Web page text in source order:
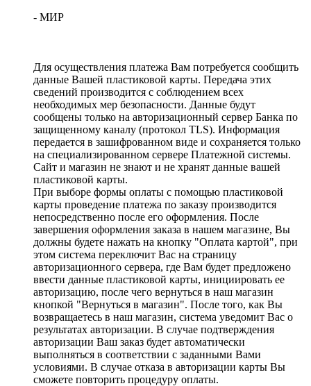
- МИР
Для осуществления платежа Вам потребуется сообщить
данные Вашей пластиковой карты. Передача этих
сведений производится с соблюдением всех
необходимых мер безопасности. Данные будут
сообщены только на авторизационный сервер Банка по
защищенному каналу (протокол TLS). Информация
передается в зашифрованном виде и сохраняется только
на специализированном сервере Платежной системы.
Сайт и магазин не знают и не хранят данные вашей
пластиковой карты.
При выборе формы оплаты с помощью пластиковой
карты проведение платежа по заказу производится
непосредственно после его оформления. После
завершения оформления заказа в нашем магазине, Вы
должны будете нажать на кнопку "Оплата картой", при
этом система переключит Вас на страницу
авторизационного сервера, где Вам будет предложено
ввести данные пластиковой карты, инициировать ее
авторизацию, после чего вернуться в наш магазин
кнопкой "Вернуться в магазин". После того, как Вы
возвращаетесь в наш магазин, система уведомит Вас о
результатах авторизации. В случае подтверждения
авторизации Ваш заказ будет автоматически
выполняться в соответствии с заданными Вами
условиями. В случае отказа в авторизации карты Вы
сможете повторить процедуру оплаты.